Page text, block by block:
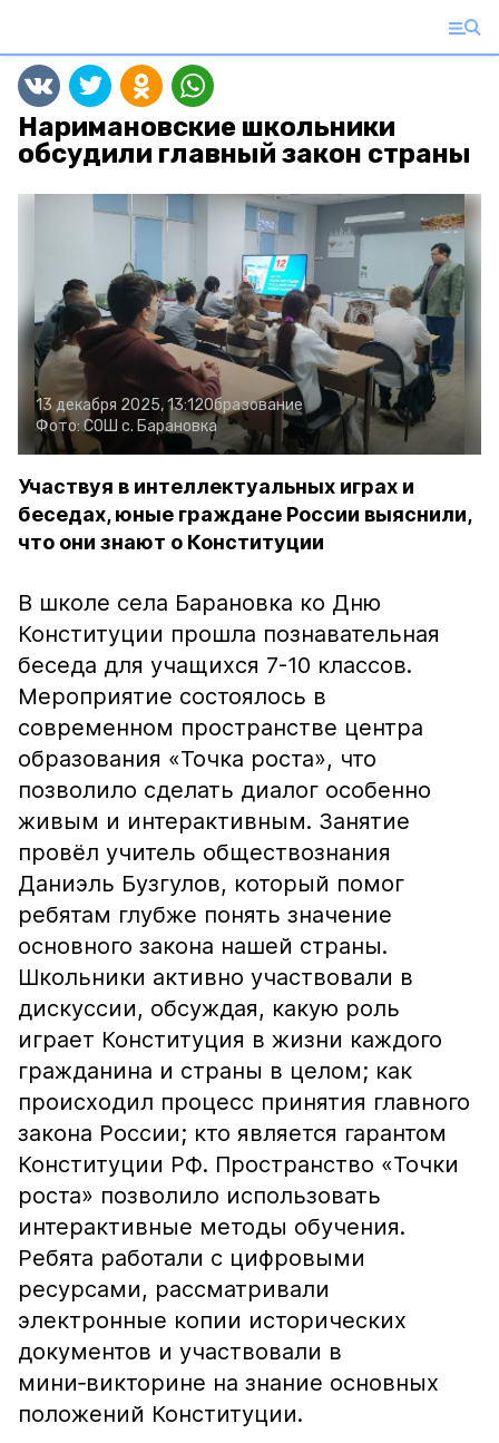
Наримановские школьники
обсудили главный закон страны
13 декабря 2025, 13:12Образование
Фото:СОШ с. Барановка
Участвуя в интеллектуальных играх и
беседах, юные граждане России выяснили,
что они знают о Конституции
В школе села Барановка ко Дню
Конституции прошла познавательная
беседа для учащихся 7-10 классов.
Мероприятие состоялось в
современном пространстве центра
образования «Точка роста», что
позволило сделать диалог особенно
живым и интерактивным. Занятие
провёл учитель обществознания
Даниэль Бузгулов, который помог
ребятам глубже понять значение
основного закона нашей страны.
Школьники активно участвовали в
дискуссии, обсуждая, какую роль
играет Конституция в жизни каждого
гражданина и страны в целом; как
происходил процесс принятия главного
закона России; кто является гарантом
Конституции РФ. Пространство «Точки
роста» позволило использовать
интерактивные методы обучения.
Ребята работали с цифровыми
ресурсами, рассматривали
электронные копии исторических
документов и участвовали в
мини‑викторине на знание основных
положений Конституции.